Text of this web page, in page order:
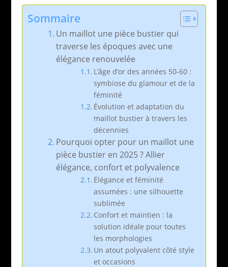
Sommaire
Un maillot une pièce bustier qui
traverse les époques avec une
élégance renouvelée
L’âge d’or des années 50-60 :
symbiose du glamour et de la
féminité
Évolution et adaptation du
maillot bustier à travers les
décennies
Pourquoi opter pour un maillot une
pièce bustier en 2025 ? Allier
élégance, confort et polyvalence
Élégance et féminité
assumées : une silhouette
sublimée
Confort et maintien : la
solution idéale pour toutes
les morphologies
Un atout polyvalent côté style
et occasions